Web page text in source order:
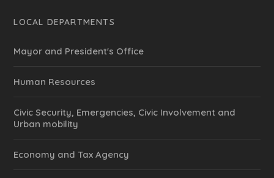
LOCAL DEPARTMENTS
Mayor and President's Office
Human Resources
Civic Security, Emergencies, Civic Involvement and
Urban mobility
Economy and Tax Agency